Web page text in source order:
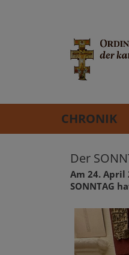
CHRONIK
Der
Am 24. April
SONNTAG